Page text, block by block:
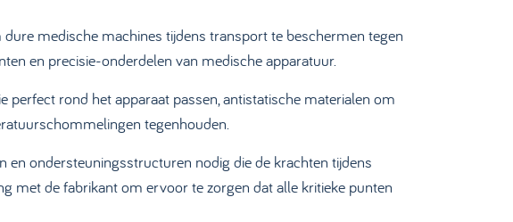
medische machines tijdens transport te beschermen tegen
en precisie-onderdelen van medische apparatuur.
rond het apparaat passen, antistatische materialen om
tegenhouden.
en ondersteuningsstructuren nodig die de krachten tijdens
met de fabrikant om ervoor te zorgen dat alle kritieke punten